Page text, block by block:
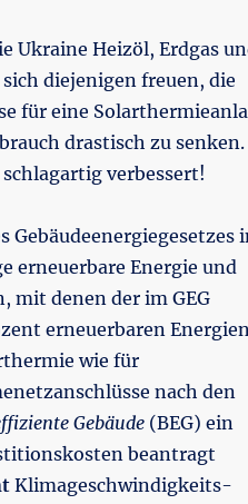
Ukraine Heizöl, Erdgas
diejenigen freuen, die
für eine
drastisch zu senken.
verbessert!
Gebäudeenergiegesetzes
erneuerbare Energie und
mit denen der im GEG
erneuerbaren
wie für
nach den
Gebäude(BEG) ein
beantragt
Klimageschwindigkeits-